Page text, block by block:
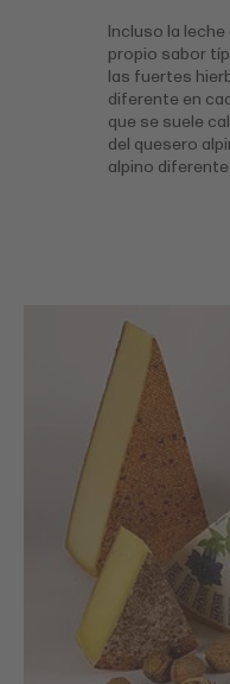
Incluso la
propio sabor
las fuertes
diferente en
que se suele
del quesero
alpino